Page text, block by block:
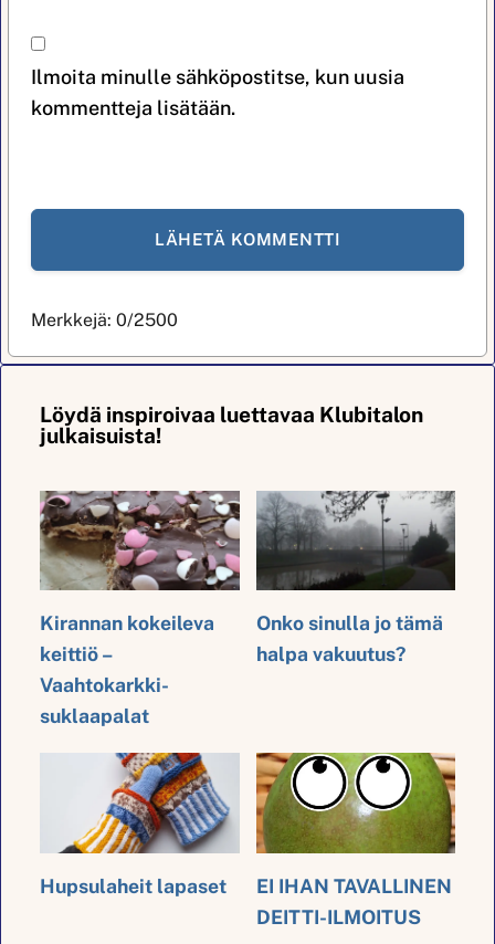
Ilmoita minulle sähköpostitse, kun uusia
kommentteja lisätään.
Merkkejä:0/2500
Löydä inspiroivaa luettavaa Klubitalon
julkaisuista!
Kirannan kokeileva
keittiö –
Vaahtokarkki-
suklaapalat
Onko sinulla jo tämä
halpa vakuutus?
Hupsulaheit lapaset
EI IHAN TAVALLINEN
DEITTI-ILMOITUS